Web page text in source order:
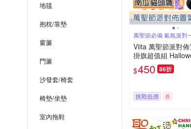
地毯
抱枕/靠墊
窗簾
門簾
沙發套/椅套
椅墊/坐墊
室內拖鞋
萬聖節必備 氣氛派對
Viita 萬聖節派對
掛旗超值組
貓頭鷹
$450 86折
挑戰低價 券